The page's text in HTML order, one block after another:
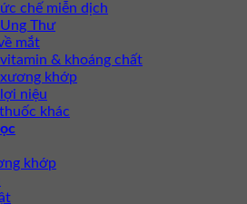
chế miễn dịch
Thư
mắt
& khoáng chất
khớp
niệu
khác
khớp